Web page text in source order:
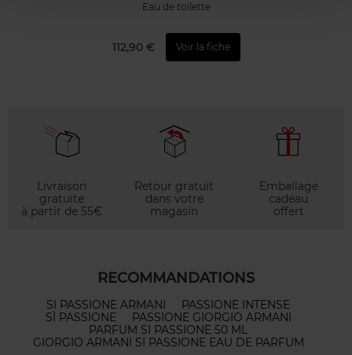
Eau de toilette
112,90 € Voir la fiche
Livraison
gratuite
à partir de 55€
Retour gratuit
dans votre
magasin
Emballage
cadeau
offert
RECOMMANDATIONS
SI PASSIONE ARMANI
PASSIONE INTENSE
SÌ PASSIONE
PASSIONE GIORGIO ARMANI
PARFUM SI PASSIONE 50 ML
GIORGIO ARMANI SI PASSIONE EAU DE PARFUM